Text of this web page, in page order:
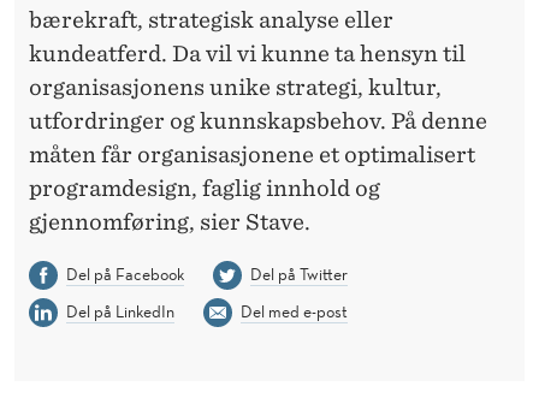
bærekraft, strategisk analyse eller
kundeatferd. Da vil vi kunne ta hensyn til
organisasjonens unike strategi, kultur,
utfordringer og kunnskapsbehov. På denne
måten får organisasjonene et optimalisert
programdesign, faglig innhold og
gjennomføring, sier Stave.
Del på Facebook
Del på Twitter
Del på LinkedIn
Del med e-post